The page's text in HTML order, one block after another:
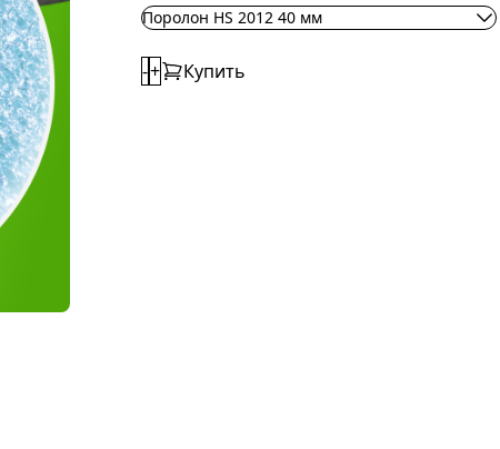
Поролон HS 2012 40 мм
-+ Купить